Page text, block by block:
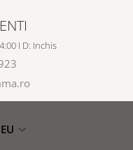
I D: Inchis